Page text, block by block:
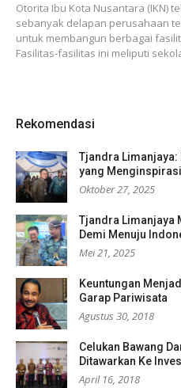
Otorita Ibu Kota Nusantara (IKN)
sebanyak delapan perusahaan
untuk membangun berbagai
Fasilitas-fasilitas ini meliputi
Rekomendasi
Tjandra
yang Menginspirasi
Oktober 27, 2025
Tjandra Limanjaya
Demi Menuju
Mei 21, 2025
Keuntungan
Garap Pariwisata
Agustus 30, 2018
Celukan Bawang
Ditawarkan Ke
April 16, 2018